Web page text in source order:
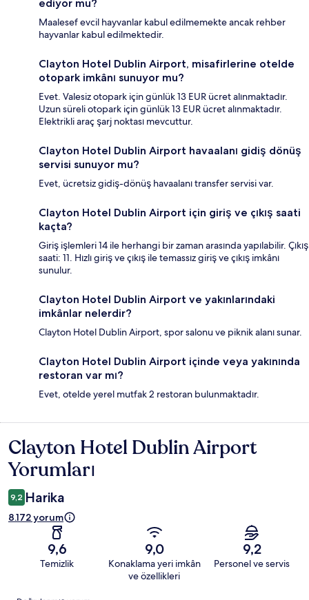
ediyor mu?
Maalesef evcil hayvanlar kabul edilmemekte ancak rehber
hayvanlar kabul edilmektedir.
Clayton Hotel Dublin Airport, misafirlerine otelde
otopark imkânı sunuyor mu?
Evet. Valesiz otopark için günlük 13 EUR ücret alınmaktadır.
Uzun süreli otopark için günlük 13 EUR ücret alınmaktadır.
Elektrikli araç şarj noktası mevcuttur.
Clayton Hotel Dublin Airport havaalanı gidiş dönüş
servisi sunuyor mu?
Evet, ücretsiz gidiş-dönüş havaalanı transfer servisi var.
Clayton Hotel Dublin Airport için giriş ve çıkış saati
kaçta?
Giriş işlemleri 14 ile herhangi bir zaman arasında yapılabilir. Çıkış
saati: 11. Hızlı giriş ve çıkış ile temassız giriş ve çıkış imkânı
sunulur.
Clayton Hotel Dublin Airport ve yakınlarındaki
imkânlar nelerdir?
Clayton Hotel Dublin Airport, spor salonu ve piknik alanı sunar.
Clayton Hotel Dublin Airport içinde veya yakınında
restoran var mı?
Evet, otelde yerel mutfak 2 restoran bulunmaktadır.
Yorumlar
Clayton Hotel Dublin Airport
Yorumları
9,2 Harika
8.172 yorum
9,6
Temizlik
9,0
Konaklama yeri imkân
ve özellikleri
9,2
Personel ve servis